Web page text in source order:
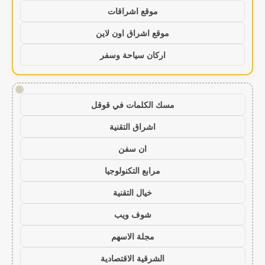
موقع اشراقات
موقع اشراق اون لاين
اركان سياحة وسفر
!
مسك الكلمات في قوقل
اشراق التقنية
ان سفن
مرابع التكنولوجيا
خيال التقنية
شوف ويب
مجلة الاسهم
الشرقية الاقتصادية